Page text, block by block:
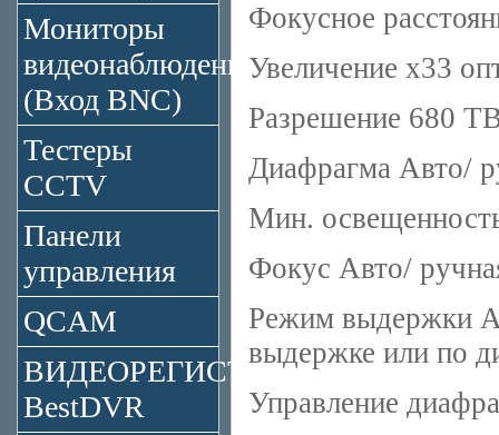
Мониторы
видеонаблюдения
(Вход BNC)
Тестеры
CCTV
Панели
управления
QCAM
ВИДЕОРЕГИСТРАТОРЫ
BestDVR
Фокусное
Увеличение x33
Разрешение 680
Диафрагма Авто/
Мин.
Фокус Авто/
Режим выдержки
выдержке или по
Управление